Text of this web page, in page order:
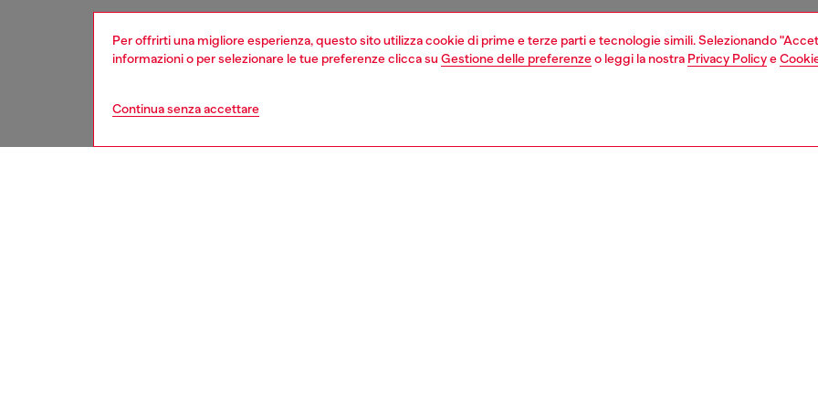
Per offrirti una migliore esperienza, questo sito utilizza cookie di prime e terze parti e tecnologie simili. Selezionando
informazioni o per selezionare le tue preferenze clicca su Gestione delle preferenzeo leggi la nostra Privacy Policye
Continua senza accettare